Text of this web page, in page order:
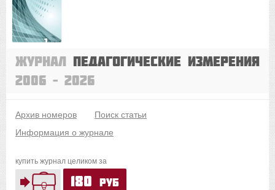
Журнал Педагогические измерения
2006 – 2026
Архив номеров
Поиск статьи
Информация о журнале
купить журнал целиком за
180 руб